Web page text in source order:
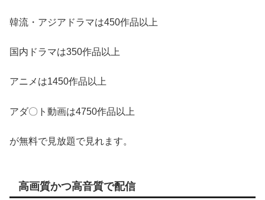
韓流・アジアドラマは450作品以上
国内ドラマは350作品以上
アニメは1450作品以上
アダ〇ト動画は4750作品以上
が無料で見放題で見れます。
高画質かつ高音質で配信